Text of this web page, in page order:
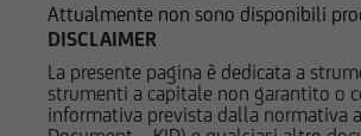
Attualmente non sono disponibili
DISCLAIMER
La presente pagina è dedicata a
strumenti a capitale non garantito o
informativa prevista dalla normativa